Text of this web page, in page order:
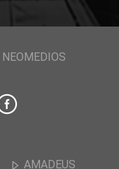
AMADEUS
NEOMEDIOS